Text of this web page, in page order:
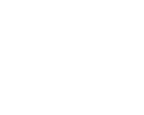
seguridad—
cambio, Israel se
posiciones